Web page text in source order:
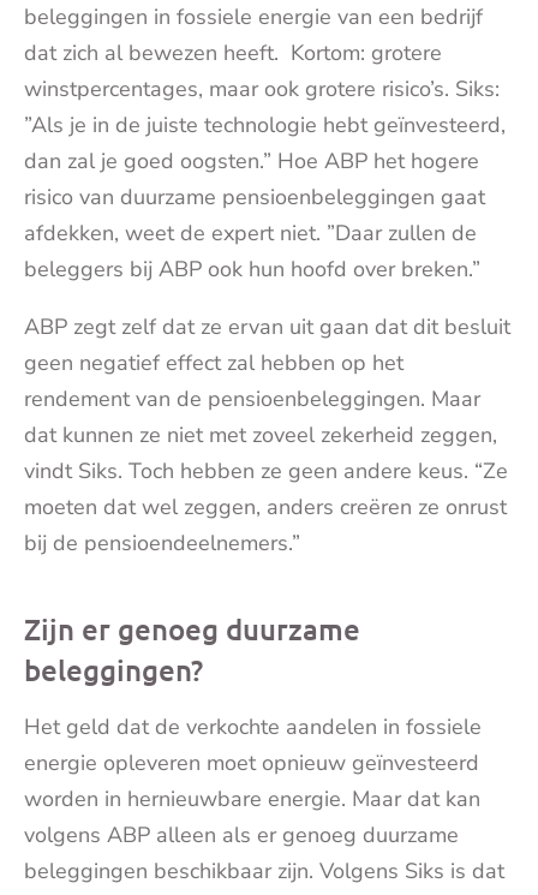
beleggingen in fossiele energie van een bedrijf
dat zich al bewezen heeft. Kortom: grotere
winstpercentages, maar ook grotere risico’s. Siks:
”Als je in de juiste technologie hebt geïnvesteerd,
dan zal je goed oogsten.” Hoe ABP het hogere
risico van duurzame pensioenbeleggingen gaat
afdekken, weet de expert niet. ”Daar zullen de
beleggers bij ABP ook hun hoofd over breken.”
ABP zegt zelf dat ze ervan uit gaan dat dit besluit
geen negatief effect zal hebben op het
rendement van de pensioenbeleggingen. Maar
dat kunnen ze niet met zoveel zekerheid zeggen,
vindt Siks. Toch hebben ze geen andere keus. “Ze
moeten dat wel zeggen, anders creëren ze onrust
bij de pensioendeelnemers.”
Zijn er genoeg duurzame
beleggingen?
Het geld dat de verkochte aandelen in fossiele
energie opleveren moet opnieuw geïnvesteerd
worden in hernieuwbare energie. Maar dat kan
volgens ABP alleen als er genoeg duurzame
beleggingen beschikbaar zijn. Volgens Siks is dat